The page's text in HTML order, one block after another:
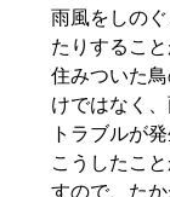
雨風をしの
たりするこ
住みついた
けではなく
トラブルが
こうしたこ
すので、た